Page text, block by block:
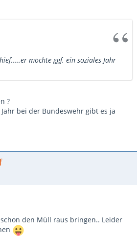
möchte ggf. ein soziales Jahr
?
bei der Bundeswehr gibt es ja
den Müll raus bringen.. Leider